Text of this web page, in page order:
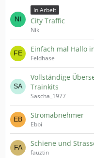
In Arbeit
City Traffic
Nik
Einfach mal Hallo
Feldhase
Vollständige
Trainkits
Sascha_1977
Stromabnehmer
Ebbi
Schiene und
fauztin